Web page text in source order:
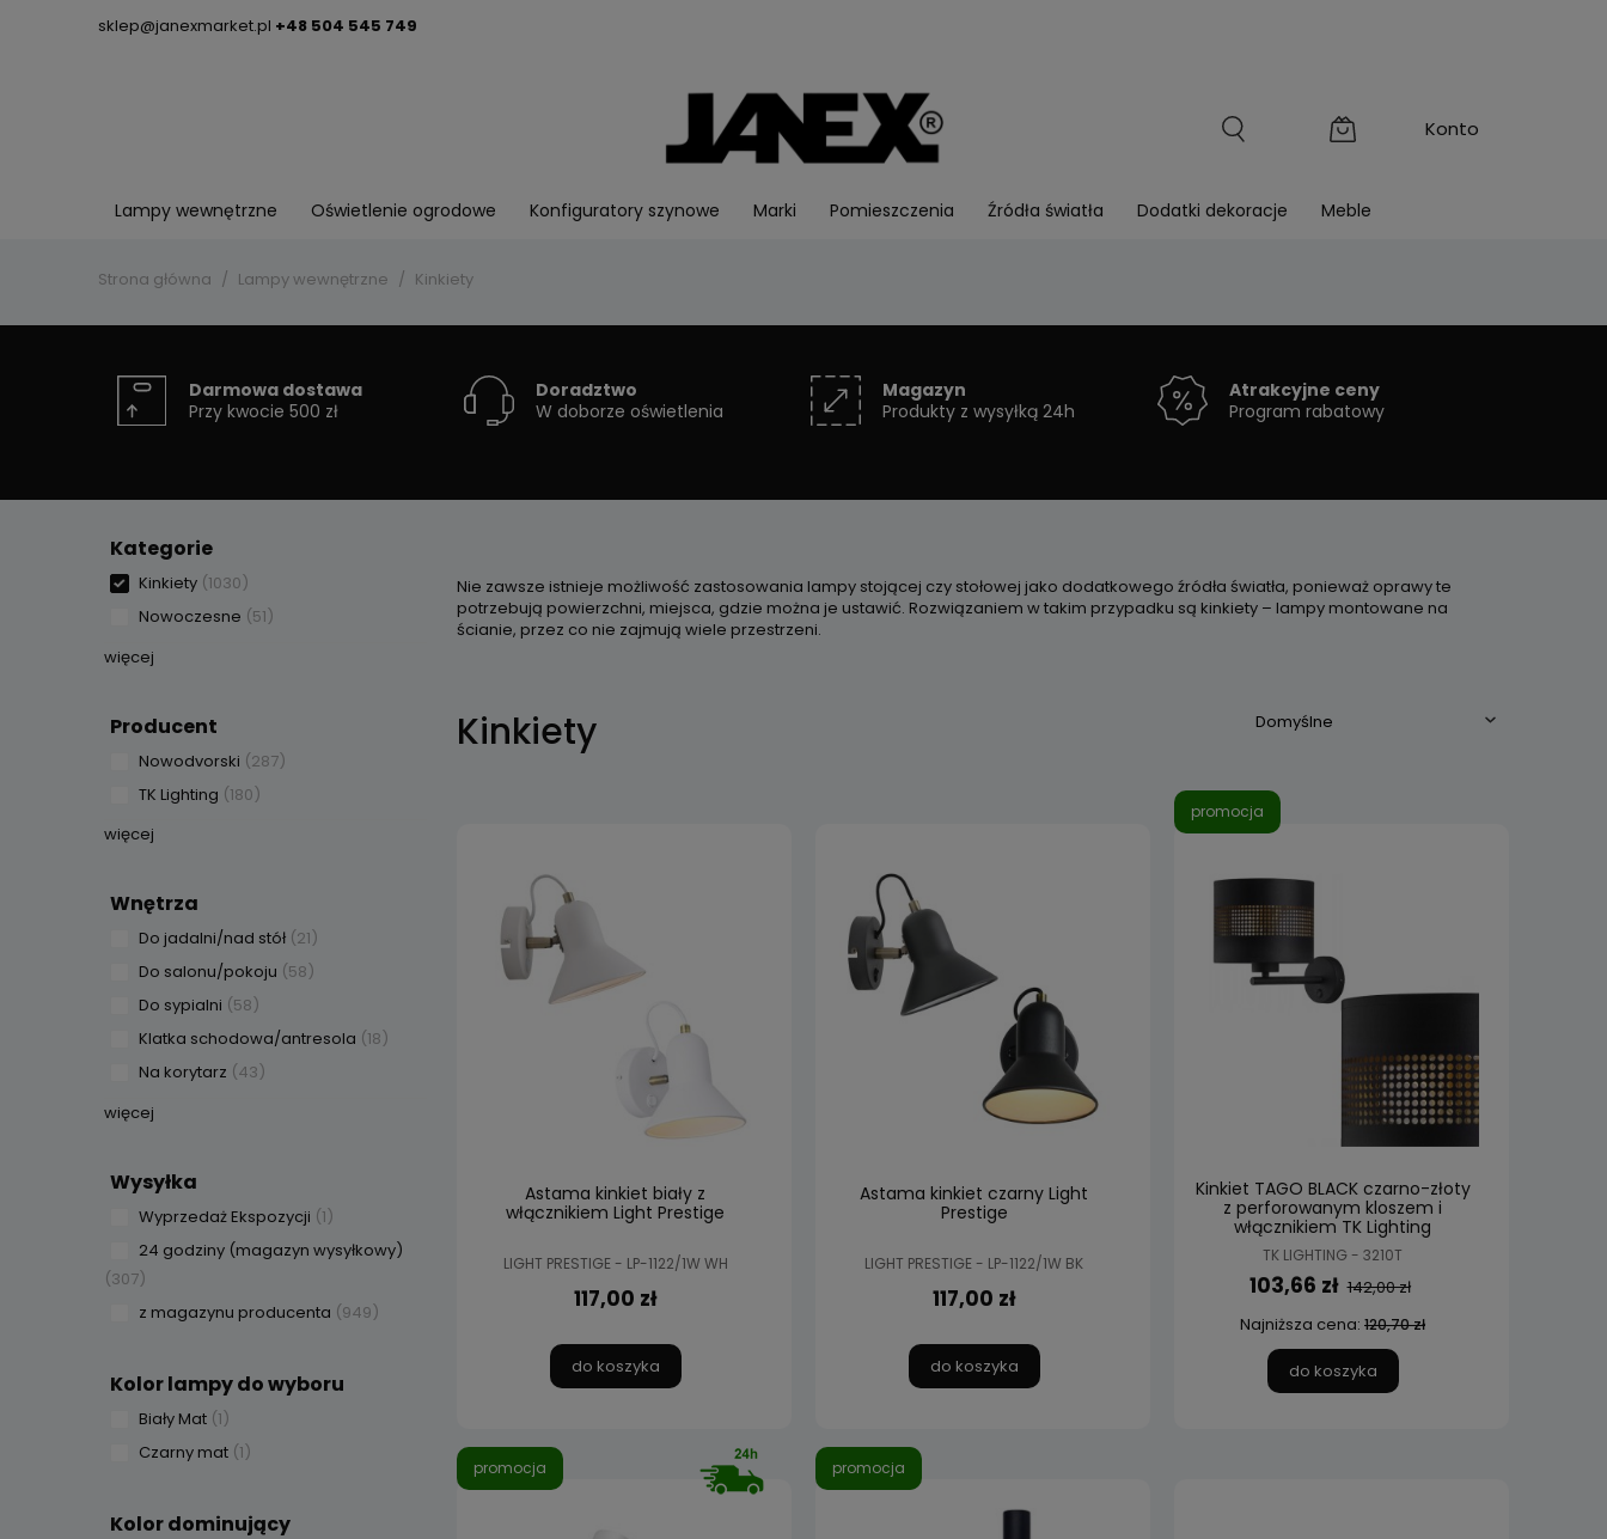
sklep@janexmarket.pl +48 504 545 749
Lampy wewnętrzne Oświetlenie ogrodowe Konfiguratory szynowe Marki Pomieszczenia Źródła światła Dodatki dekoracje Meble
Strona główna Lampy wewnętrzne Kinkiety
Darmowa dostawa
Przy kwocie 500 zł
Doradztwo
W doborze oświetlenia
Magazyn
Produkty z wysyłką 24h
Atrakcyjne ceny
Program rabatowy
Kategorie
Kinkiety (1030)
Nowoczesne (51)
więcej
Producent
Nowodvorski (287)
TK Lighting (180)
więcej
Wnętrza
Do jadalni/nad stół (21)
Do salonu/pokoju (58)
Do sypialni (58)
Klatka schodowa/antresola (18)
Na korytarz (43)
więcej
Wysyłka
Wyprzedaż Ekspozycji (1)
24 godziny (magazyn wysyłkowy)
(307)
z magazynu producenta (949)
Kolor lampy do wyboru
Biały Mat (1)
Czarny mat (1)
Kolor dominujący
Nie zawsze istnieje możliwość zastosowania lampy stojącej czy stołowej jako dodatkowego źródła światła, ponieważ oprawy te
potrzebują powierzchni, miejsca, gdzie można je ustawić. Rozwiązaniem w takim przypadku są kinkiety – lampy montowane na
ścianie, przez co nie zajmują wiele przestrzeni.
Kinkiety
Astama kinkiet biały z
włącznikiem Light Prestige
LIGHT PRESTIGE - LP-1122/1W WH
117,00 zł
do koszyka
Astama kinkiet czarny Light
Prestige
LIGHT PRESTIGE - LP-1122/1W BK
117,00 zł
do koszyka
Kinkiet TAGO BLACK czarno-złoty
z perforowanym kloszem i
włącznikiem TK Lighting
TK LIGHTING - 3210T
103,66 zł 142,00 zł
Najniższa cena: 120,70 zł
do koszyka
promocja
promocja promocja